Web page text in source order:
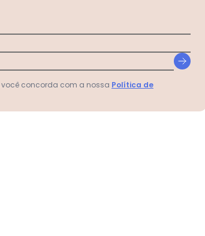
Preta Manga Longa com Decote em V
concorda com a nossa Política de